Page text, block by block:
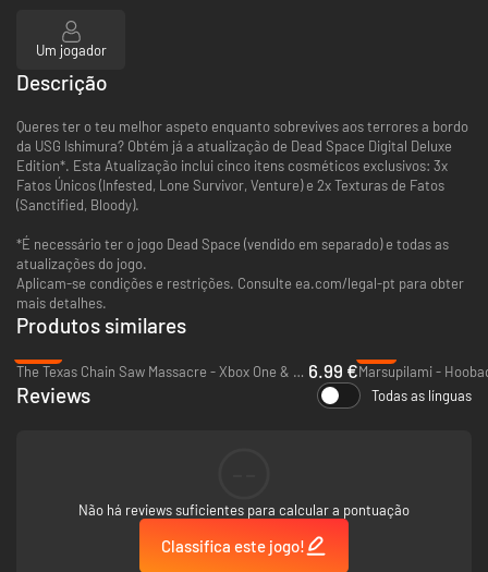
Um jogador
Descrição
Queres ter o teu melhor aspeto enquanto sobrevives aos terrores a bordo
da USG Ishimura? Obtém já a atualização de Dead Space Digital Deluxe
Edition*. Esta Atualização inclui cinco itens cosméticos exclusivos: 3x
Fatos Únicos (Infested, Lone Survivor, Venture) e 2x Texturas de Fatos
(Sanctified, Bloody).
*É necessário ter o jogo Dead Space (vendido em separado) e todas as
atualizações do jogo.
Aplicam-se condições e restrições. Consulte ea.com/legal-pt para obter
mais detalhes.
Produtos similares
The Texas Chain Saw Massacre - Xbox One & Xbox Series X|S 6.99 €
Reviews Todas as línguas
Não há reviews suficientes para calcular a pontuação
Classifica este jogo!